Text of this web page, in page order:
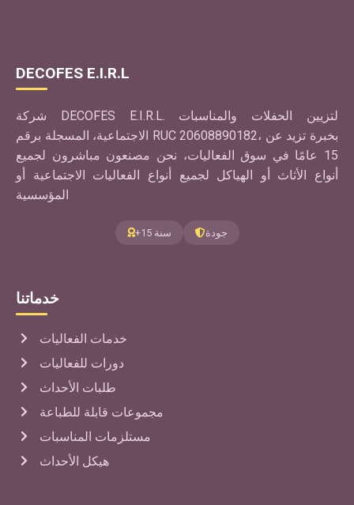
DECOFES E.I.R.L
شركة DECOFES E.I.R.L. لتزيين الحفلات والمناسبات
الاجتماعية، المسجلة برقم RUC 20608890182، بخبرة تزيد عن
15 عامًا في سوق الفعاليات، نحن مصنعون مباشرون لجميع
أنواع الأثاث أو الهياكل لجميع أنواع الفعاليات الاجتماعية أو
المؤسسية
+15 سنة جودة
خدماتنا
خدمات الفعاليات
دورات للفعاليات
طلبات الأحداث
مجموعات قابلة للطباعة
مستلزمات المناسبات
هيكل الأحداث